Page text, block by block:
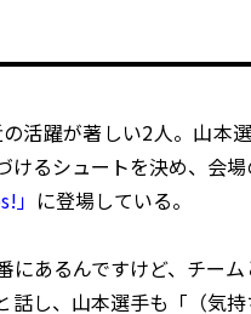
活躍が著しい2人。山本
るシュートを決め、会場
」 に登場している。
にあるんですけど、チー
し、山本選手も「（気持